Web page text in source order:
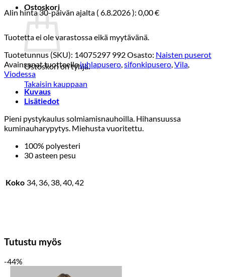
Ostoskori
Ostoskori on tyhjä.
Takaisin kauppaan
Alin hinta 30-päivän ajalta ( 6.8.2026): 0,00€
Tuotetta ei ole varastossa eikä myytävänä.
Tuotetunnus (SKU): 14075297 992Osasto: Naisten puserot
Avainsanat tuotteellejuhlapusero,sifonkipusero,Vila,
Viodessa
Kuvaus
Lisätiedot
Pieni pystykaulus solmiamisnauhoilla. Hihansuussa
kuminauharypytys. Miehusta vuoritettu.
100% polyesteri
30 asteen pesu
Koko 34, 36, 38, 40, 42
Tutustu myös
-44%